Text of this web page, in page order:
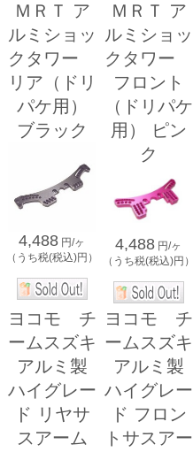
ＭＲＴ ア
ルミショッ
クタワー
リア（ドリ
パケ用）
ブラック
4,488 円/ヶ
（うち税(税込)円）
ＭＲＴ ア
ルミショッ
クタワー
フロント
（ドリパケ
用） ピン
ク
4,488 円/ヶ
（うち税(税込)円）
ヨコモ チ
ームスズキ
アルミ製
ハイグレー
ド リヤサ
スアーム
ヨコモ チ
ームスズキ
アルミ製
ハイグレー
ド フロン
トサスアー